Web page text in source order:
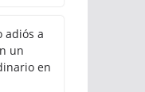
adiós a
un
en